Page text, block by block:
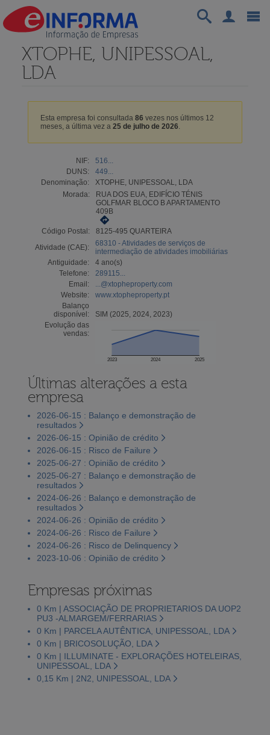
XTOPHE, UNIPESSOAL,
LDA
Esta empresa foi consultada 86 vezes nos últimos 12
meses, a última vez a 25 de julho de 2026.
NIF:
516...
DUNS:
449...
Denominação:
XTOPHE, UNIPESSOAL, LDA
Morada:
RUA DOS EUA, EDIFÍCIO TÉNIS
GOLFMAR BLOCO B APARTAMENTO
409B
Código Postal:
8125-495 QUARTEIRA
Atividade (CAE):
68310 - Atividades de serviços de
intermediação de atividades imobiliárias
Antiguidade:
4 ano(s)
Telefone:
289115...
Email:
...@xtopheproperty.com
Website:
www.xtopheproperty.pt
Balanço
disponível:
SIM (2025, 2024, 2023)
Evolução das
vendas:
2023 2024 2025
Últimas alterações a esta
empresa
2026-06-15 : Balanço e demonstração de
resultados
2026-06-15 : Opinião de crédito
2026-06-15 : Risco de Failure
2025-06-27 : Opinião de crédito
2025-06-27 : Balanço e demonstração de
resultados
2024-06-26 : Balanço e demonstração de
resultados
2024-06-26 : Opinião de crédito
2024-06-26 : Risco de Failure
2024-06-26 : Risco de Delinquency
2023-10-06 : Opinião de crédito
Empresas próximas
0 Km | ASSOCIAÇÃO DE PROPRIETARIOS DA UOP2
PU3 -ALMARGEM/FERRARIAS
0 Km | PARCELA AUTÊNTICA, UNIPESSOAL, LDA
0 Km | BRICOSOLUÇÃO, LDA
0 Km | ILLUMINATE - EXPLORAÇÕES HOTELEIRAS,
UNIPESSOAL, LDA
0,15 Km | 2N2, UNIPESSOAL, LDA